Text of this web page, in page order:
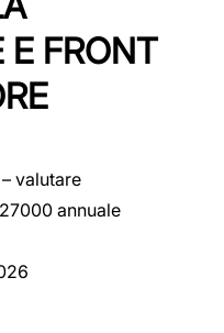
E FRONT
valutare
annuale